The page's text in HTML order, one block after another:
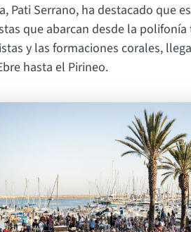
Pati Serrano, ha destacado que
que abarcan desde la
y las formaciones corales,
hasta el Pirineo.